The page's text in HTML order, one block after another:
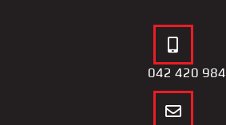
042 420 984